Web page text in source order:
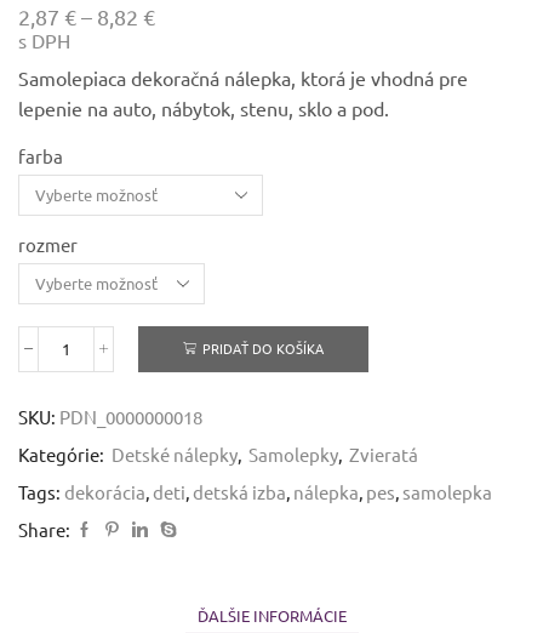
2,87 €– 8,82 €Price
2,87 €
through
8,82 €
s DPH
Samolepiaca dekoračná nálepka, ktorá je vhodná pre
lepenie na auto, nábytok, stenu, sklo a pod.
farba
rozmer
množstvo
Pes
samolepiaca
dekoračná
nálepka
PRIDAŤ DO KOŠÍKA
SKU: PDN_0000000018
Kategórie: Detské nálepky Samolepky Zvieratá
Tags: dekorácia deti detská izba nálepka pes samolepka
Share:
ĎALŠIE INFORMÁCIE